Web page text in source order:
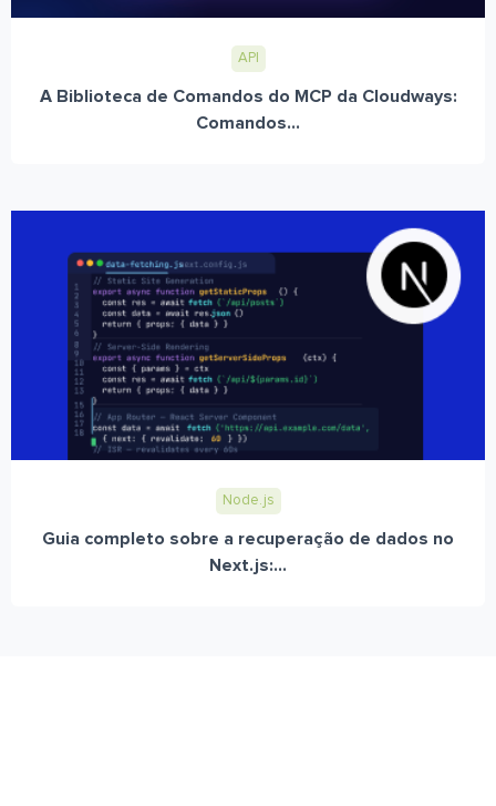
API
A Biblioteca de Comandos do MCP da Cloudways:
Comandos...
Node.js
Guia completo sobre a recuperação de dados no
Next.js:...